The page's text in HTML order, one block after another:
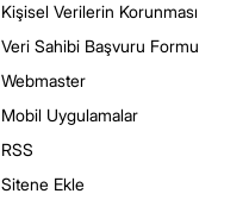
Kişisel Verilerin Korunması
Veri Sahibi Başvuru Formu
Webmaster
Mobil Uygulamalar
RSS
Sitene Ekle